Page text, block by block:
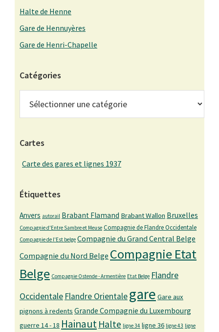
Halte de Henne
Gare de Hennuyères
Gare de Henri-Chapelle
Catégories
Cartes
Carte des gares et lignes 1937
Étiquettes
Anvers autorail Brabant Flamand Brabant Wallon Bruxelles
Compagnie d'Entre Sambre et Meuse Compagnie de Flandre Occidentale
Compagnie de l'Est belge Compagnie du Grand Central Belge
Compagnie du Nord Belge Compagnie Etat
Belge Compagnie Ostende - Armentière Etat Belge Flandre
Occidentale Flandre Orientalegare Gare aux
pignons à redents Grande Compagnie du Luxembourg
guerre 14 - 18 Hainaut Halte ligne 34 ligne 36 ligne 43 ligne